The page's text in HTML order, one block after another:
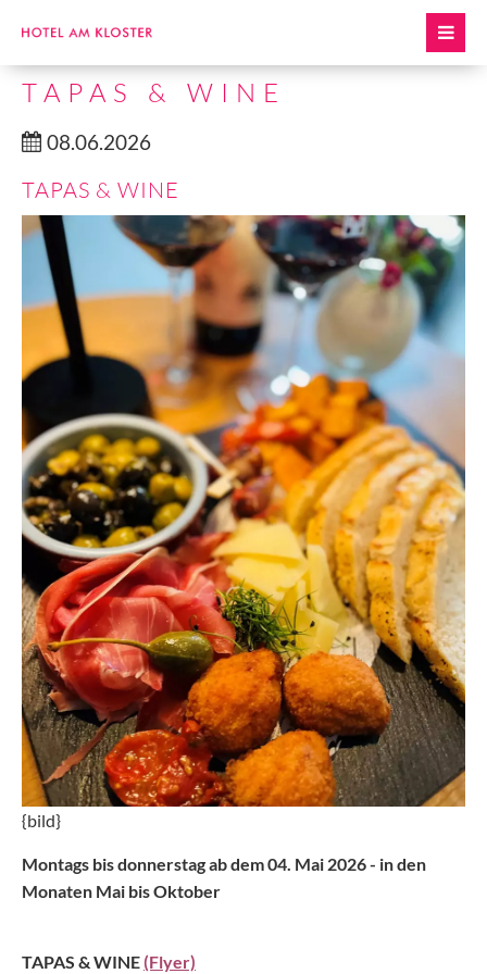
TAPAS & WINE
08.06.2026
TAPAS & WINE
{bild}
Montags bis donnerstag ab dem 04. Mai 2026 - in den
Monaten Mai bis Oktober
TAPAS & WINE(Flyer)